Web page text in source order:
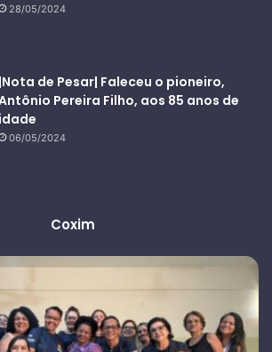
28/05/2024
|Nota de Pesar| Faleceu o pioneiro,
Pereira Filho, aos 85 anos de
idade
06/05/2024
Coxim